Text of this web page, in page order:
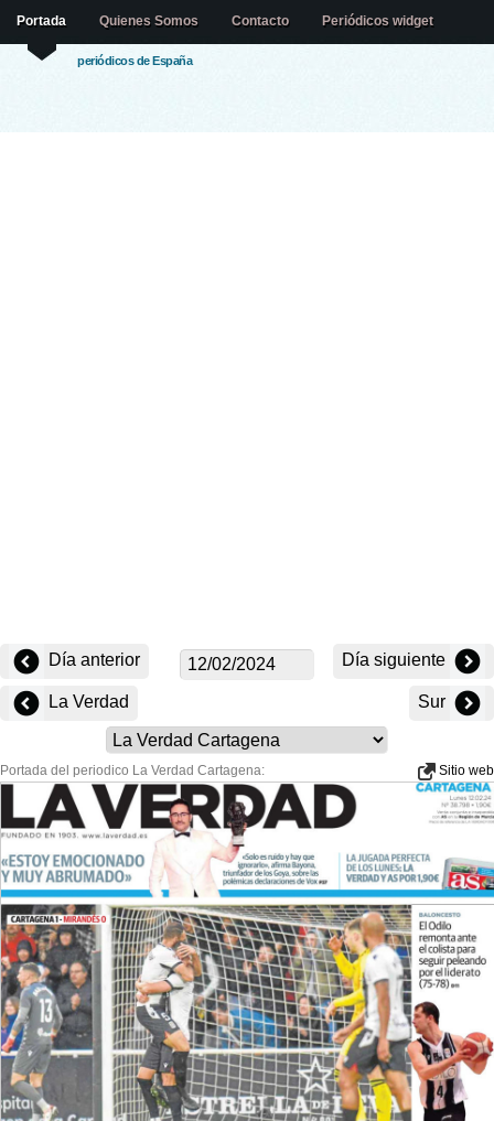
periódicos de España
Portada Quienes Somos Contacto Periódicos widget
Día anterior Día siguiente
La Verdad Sur
Portada del periodico La Verdad Cartagena: Sitio web